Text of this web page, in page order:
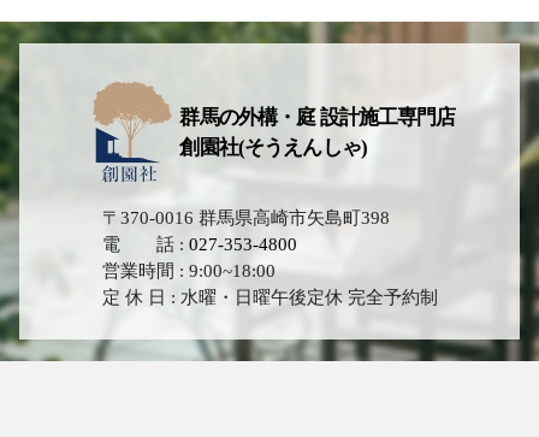
群馬の外構・庭 設計施工専門店
創園社(そうえんしゃ)
〒370-0016 群馬県高崎市矢島町398
電 話 : 027-353-4800
営業時間 : 9:00~18:00
定 休 日 : 水曜・日曜午後定休 完全予約制